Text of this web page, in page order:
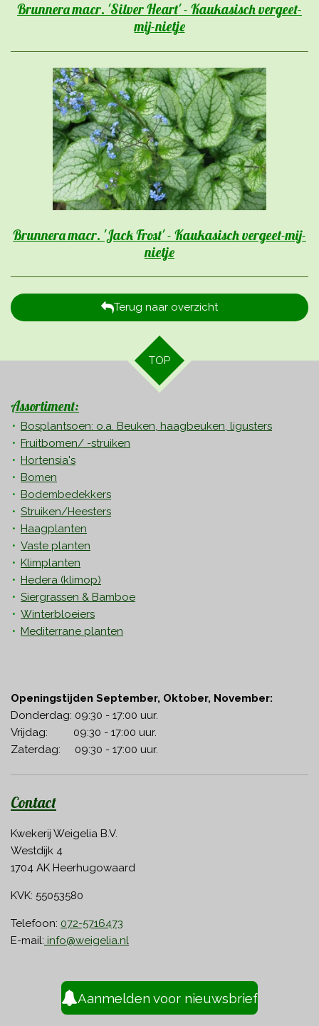
Brunnera macr. 'Silver Heart' - Kaukasisch vergeet-
mij-nietje
Brunnera macr. 'Jack Frost' - Kaukasisch vergeet-mij-
nietje
Terug naar overzicht
TOP
Assortiment:
Bosplantsoen: o.a. Beuken, haagbeuken, ligusters
Fruitbomen/ -struiken
Hortensia's
Bomen
Bodembedekkers
Struiken/Heesters
Haagplanten
Vaste planten
Klimplanten
Hedera (klimop)
Siergrassen & Bamboe
Winterbloeiers
Mediterrane planten
Openingstijden September, Oktober, November:
Donderdag: 09:30 - 17:00 uur.
Vrijdag: 09:30 - 17:00 uur.
Zaterdag: 09:30 - 17:00 uur.
Contact
Kwekerij Weigelia B.V.
Westdijk 4
1704 AK Heerhugowaard
KVK: 55053580
Telefoon: 072-5716473
E-mail: info@weigelia.nl
Aanmelden voor nieuwsbrief